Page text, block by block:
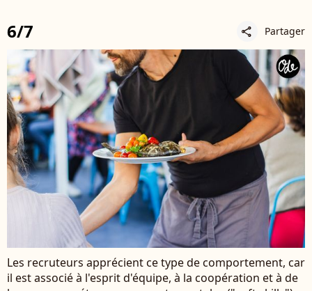
6/7 share Partager
Les recruteurs apprécient ce type de comportement, car
il est associé à l'esprit d'équipe, à la coopération et à de